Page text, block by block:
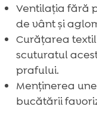
Ventilația fără
de vânt și
Curățarea
scuturatul
prafului.
Menținerea
bucătării